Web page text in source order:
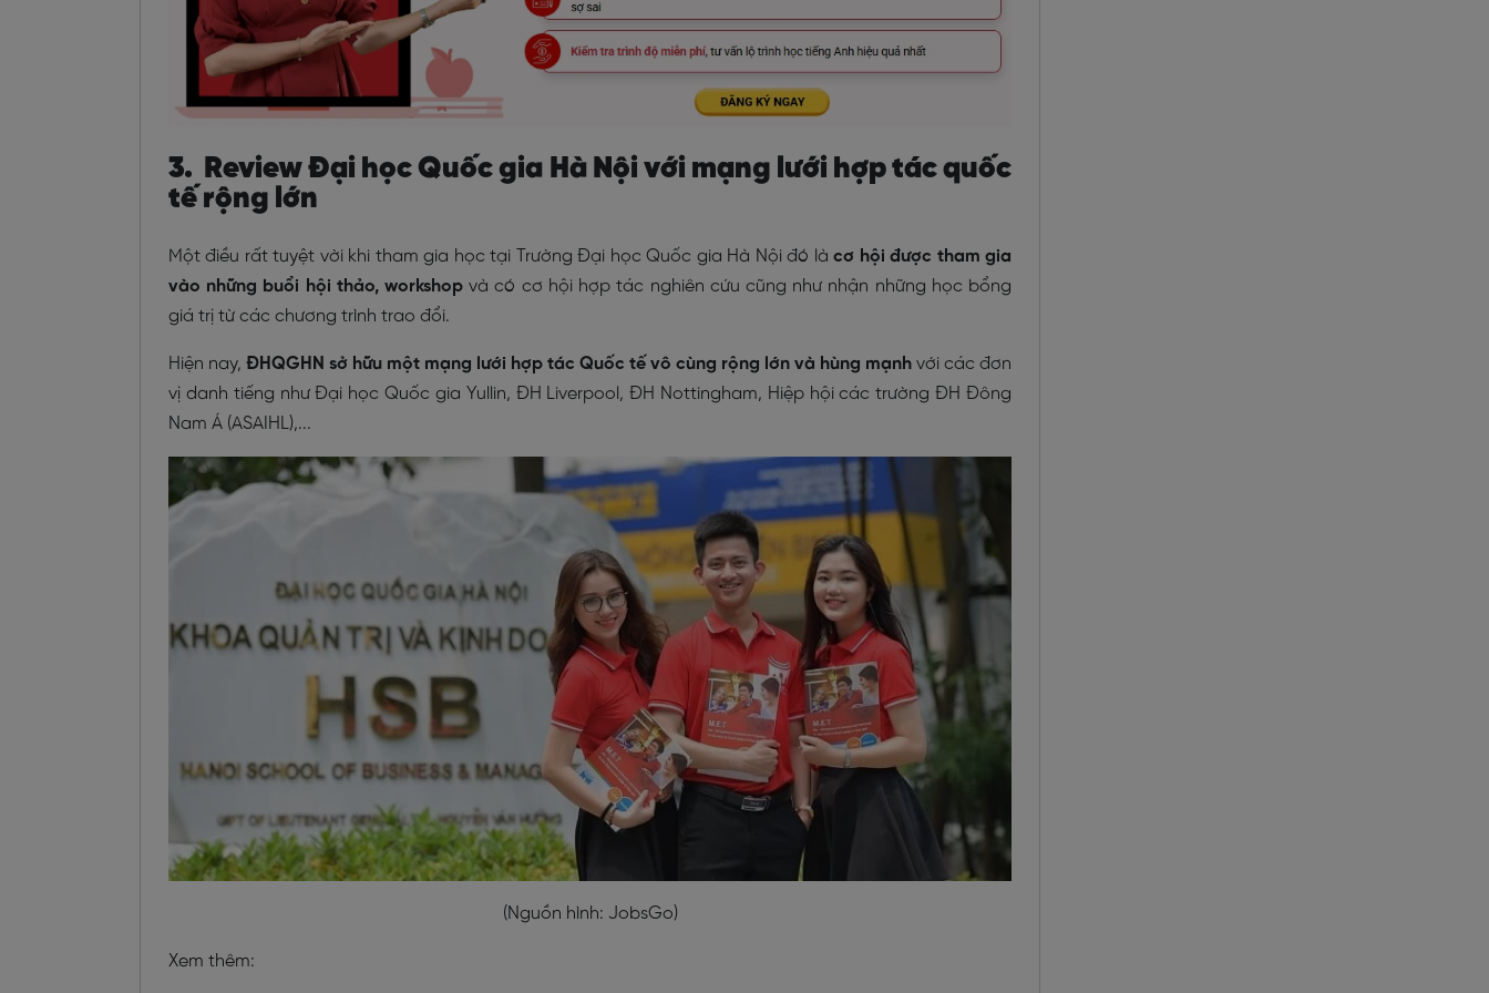
3. Review Đại học Quốc gia Hà Nội với mạng lưới hợp tác quốc
tế rộng lớn
Một điều rất tuyệt vời khi tham gia học tại Trường Đại học Quốc gia Hà Nội đó làcơ hội được tham gia
vào những buổi hội thảo, workshopvà có cơ hội hợp tác nghiên cứu cũng như nhận những học bổng
giá trị từ các chương trình trao đổi.
Hiện nay, ĐHQGHN sở hữu một mạng lưới hợp tác Quốc tế vô cùng rộng lớn và hùng mạnh với các đơn
vị danh tiếng như Đại học Quốc gia Yullin, ĐH Liverpool, ĐH Nottingham, Hiệp hội các trường ĐH Đông
Nam Á (ASAIHL),...
(Nguồn hình: JobsGo)
Xem thêm: